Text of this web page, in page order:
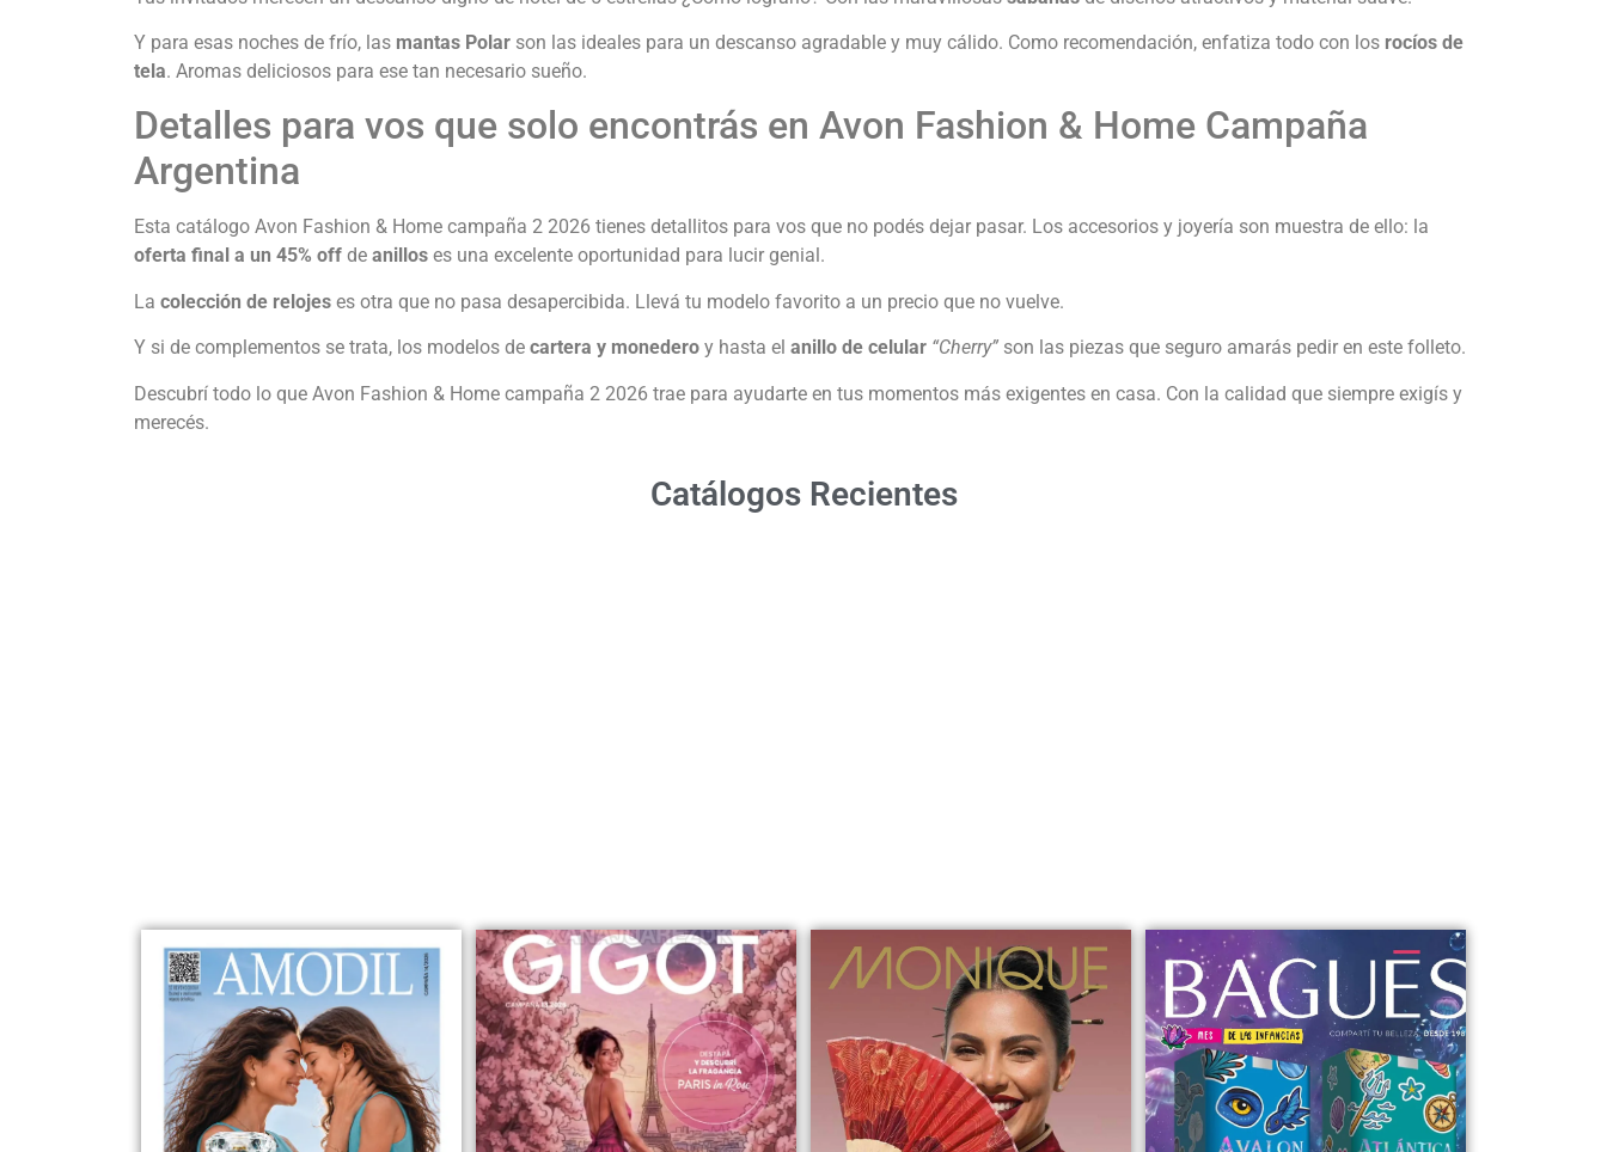
Y para esas noches de frío, las mantas Polar son las ideales para un descanso agradable y muy cálido. Como recomendación, enfatiza todo con los rocíos de
tela. Aromas deliciosos para ese tan necesario sueño.
Detalles para vos que solo encontrás en Avon Fashion & Home Campaña
Argentina
Esta catálogo Avon Fashion & Home campaña 2 2026 tienes detallitos para vos que no podés dejar pasar. Los accesorios y joyería son muestra de ello: la
oferta final a un 45% off de anillos es una excelente oportunidad para lucir genial.
La colección de relojes es otra que no pasa desapercibida. Llevá tu modelo favorito a un precio que no vuelve.
Y si de complementos se trata, los modelos de cartera y monedero y hasta el anillo de celular “Cherry” son las piezas que seguro amarás pedir en este folleto.
Descubrí todo lo que Avon Fashion & Home campaña 2 2026 trae para ayudarte en tus momentos más exigentes en casa. Con la calidad que siempre exigís y
merecés.
Catálogos Recientes